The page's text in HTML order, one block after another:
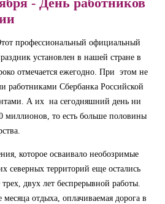
профессиональный официальный
установлен в нашей стране в
отмечается ежегодно. При этом не
работниками Сбербанка Российской
А их на сегодняшний день ни
миллионов, то есть больше половины
которое осваивало необозримые
северных территорий еще остались
двух лет беспрерывной работы.
отдыха, оплачиваемая дорога в